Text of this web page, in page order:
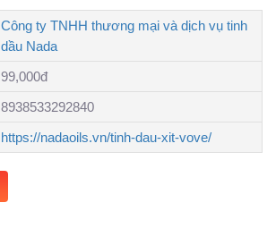
Công ty TNHH thương mại và dịch vụ tinh
dầu Nada
99,000đ
8938533292840
https://nadaoils.vn/tinh-dau-xit-vove/